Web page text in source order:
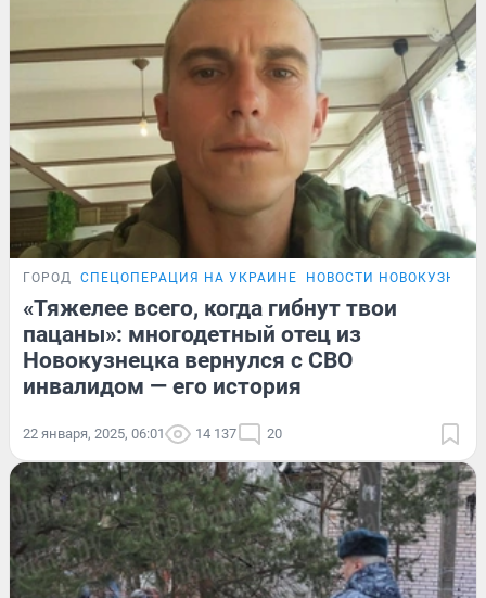
ГОРОД СПЕЦОПЕРАЦИЯ НА УКРАИНЕ НОВОСТИ
«Тяжелее всего, когда гибнут твои
пацаны»: многодетный отец из
Новокузнецка вернулся с СВО
инвалидом — его история
22 января, 2025, 06:01 14 137 20